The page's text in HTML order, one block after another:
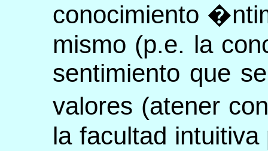
conocimiento
mismo (p.e. la
sentimiento que
valores (atener
la facultad